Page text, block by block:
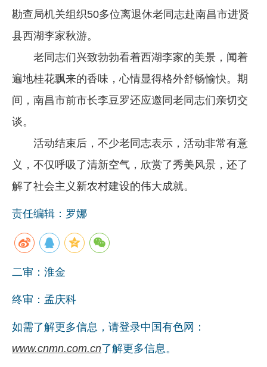
党建工作
企业文化
《资源再生》杂志
数字报
勘查局机关组织50多位离退休老同志赴南昌市进贤
县西湖李家秋游。
老同志们兴致勃勃看着西湖李家的美景，闻着
遍地桂花飘来的香味，心情显得格外舒畅愉快。期
间，南昌市前市长李豆罗还应邀同老同志们亲切交
谈。
活动结束后，不少老同志表示，活动非常有意
义，不仅呼吸了清新空气，欣赏了秀美风景，还了
解了社会主义新农村建设的伟大成就。
责任编辑：罗娜
二审：淮金
终审：孟庆科
如需了解更多信息，请登录中国有色网：
www.cnmn.com.cn了解更多信息。